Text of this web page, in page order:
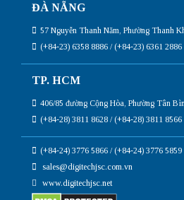
ĐÀ NẴNG
57 Nguyễn Thanh Năm, Phường Thanh
(+84-23) 6358 8886 / (+84-23) 6361 2886
TP. HCM
406/85 đường Cộng Hòa, Phường Tân
(+84-28) 3811 8628 / (+84-28) 3811 8566
(+84-24) 3776 5866 / (+84-24) 3776 5859
sales@digitechjsc.com.vn
www.digitechjsc.net